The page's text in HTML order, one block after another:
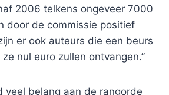
2006 telkens ongeveer 7000
door de commissie positief
er ook auteurs die een beurs
nul euro zullen ontvangen.”
veel belang aan de rangorde